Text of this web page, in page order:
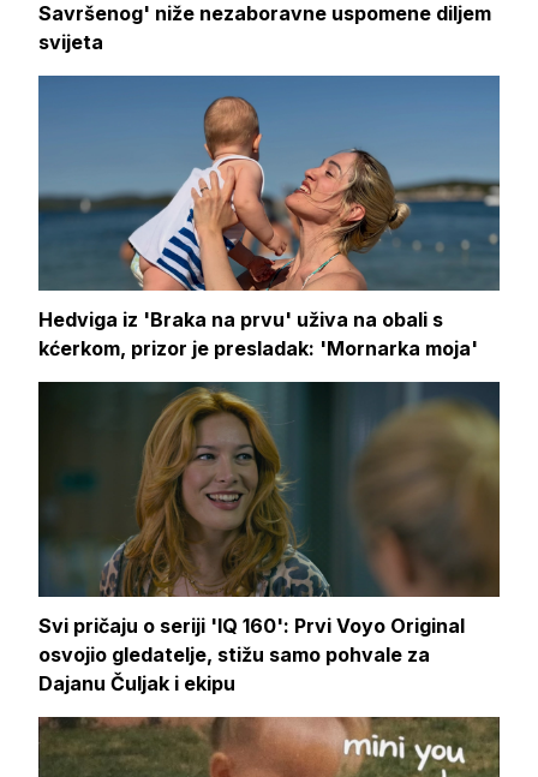
Savršenog' niže nezaboravne uspomene diljem
svijeta
Hedviga iz 'Braka na prvu' uživa na obali s
kćerkom, prizor je presladak: 'Mornarka moja'
Svi pričaju o seriji 'IQ 160': Prvi Voyo Original
osvojio gledatelje, stižu samo pohvale za
Dajanu Čuljak i ekipu